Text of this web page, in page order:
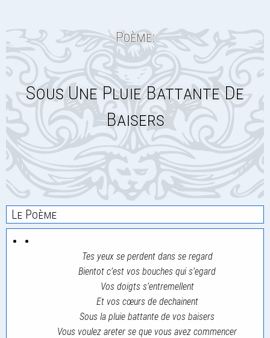
Poème:
Sous Une Pluie Battante De
Baisers
Le Poème
Tes yeux se perdent dans se regard
Bientot c’est vos bouches qui s’egard
Vos doigts s’entremellent
Et vos cœurs de dechainent
Sous la pluie battante de vos baisers
Vous voulez areter se que vous avez commencer